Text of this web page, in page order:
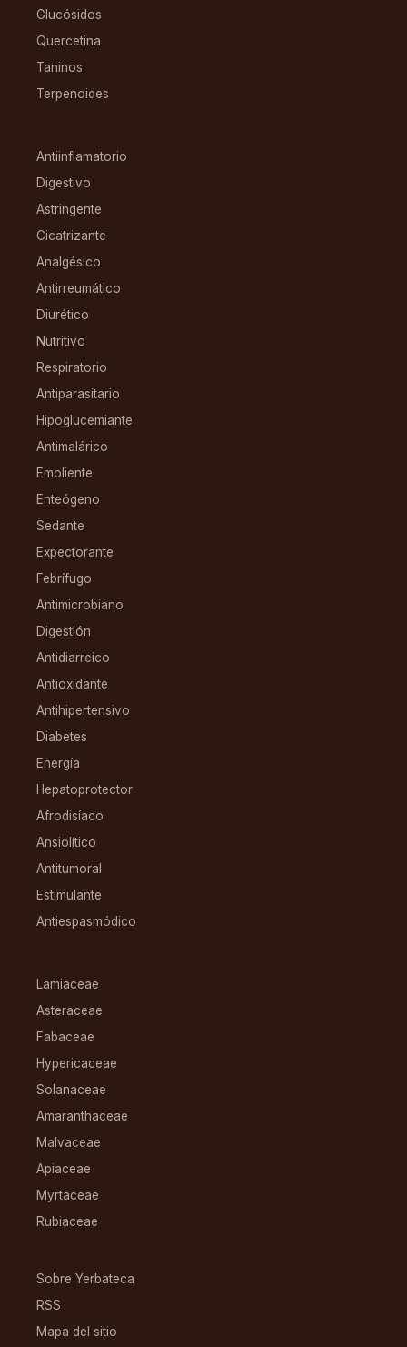
Glucósidos
Quercetina
Taninos
Terpenoides
Antiinflamatorio
Digestivo
Astringente
Cicatrizante
Analgésico
Antirreumático
Diurético
Nutritivo
Respiratorio
Antiparasitario
Hipoglucemiante
Antimalárico
Emoliente
Enteógeno
Sedante
Expectorante
Febrífugo
Antimicrobiano
Digestión
Antidiarreico
Antioxidante
Antihipertensivo
Diabetes
Energía
Hepatoprotector
Afrodisíaco
Ansiolítico
Antitumoral
Estimulante
Antiespasmódico
Lamiaceae
Asteraceae
Fabaceae
Hypericaceae
Solanaceae
Amaranthaceae
Malvaceae
Apiaceae
Myrtaceae
Rubiaceae
Sobre Yerbateca
RSS
Mapa del sitio